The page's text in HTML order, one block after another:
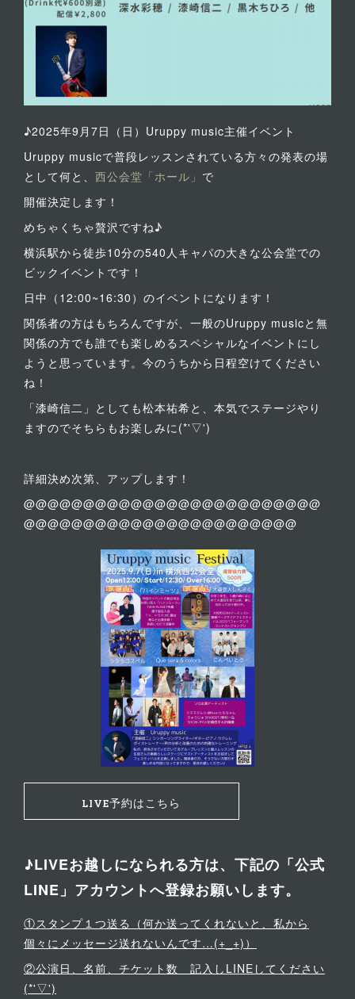
♪2025年9月7日（日）Uruppy music主催イベント
Uruppy musicで普段レッスンされている方々の発表の場
として何と、 西公会堂「ホール」 で
開催決定します！
めちゃくちゃ贅沢ですね♪
横浜駅から徒歩10分の540人キャパの大きな公会堂での
ビックイベントです！
日中（12:00~16:30）のイベントになります！
関係者の方はもちろんですが、一般のUruppy musicと無
関係の方でも誰でも楽しめるスペシャルなイベントにし
ようと思っています。今のうちから日程空けてください
ね！
「漆崎信二」としても松本祐希と、本気でステージやり
ますのでそちらもお楽しみに(*'▽')
詳細決め次第、アップします！
@@@@@@@@@@@@@@@@@@@@@@@@@
@@@@@@@@@@@@@@@@@@@@@@@
LIVE予約はこちら
♪LIVEお越しになられる方は、下記の「公式
LINE」アカウントへ登録お願いします。
①スタンプ１つ送る（何か送ってくれないと、私から
個々にメッセージ送れないんです…(+_+)）
②公演日、名前、チケット数 記入しLINEしてください
(*'▽')